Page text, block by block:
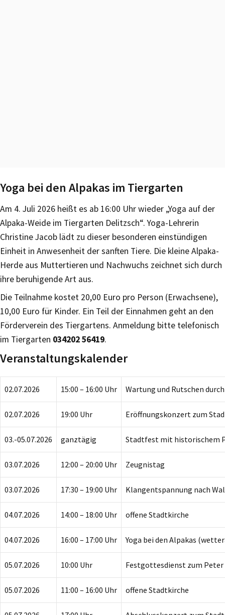
Yoga bei den Alpakas im Tiergarten
Am 4. Juli 2026 heißt es ab 16:00 Uhr wieder „Yoga auf der
Alpaka-Weide im Tiergarten Delitzsch“. Yoga-Lehrerin
Christine Jacob lädt zu dieser besonderen einstündigen
Einheit in Anwesenheit der sanften Tiere. Die kleine Alpaka-
Herde aus Muttertieren und Nachwuchs zeichnet sich durch
ihre beruhigende Art aus.
Die Teilnahme kostet 20,00 Euro pro Person (Erwachsene),
10,00 Euro für Kinder. Ein Teil der Einnahmen geht an den
Förderverein des Tiergartens. Anmeldung bitte telefonisch
im Tiergarten 034202 56419.
Veranstaltungskalender
02.07.2026 15:00 – 16:00 Uhr Wartung und Rutschen
02.07.2026 19:00 Uhr Eröffnungskonzert zum
03.-05.07.2026 ganztägig Stadtfest mit historischem
03.07.2026 12:00 – 20:00 Uhr Zeugnistag
03.07.2026 17:30 – 19:00 Uhr Klangentspannung nach
04.07.2026 14:00 – 18:00 Uhr offene Stadtkirche
04.07.2026 16:00 – 17:00 Uhr Yoga bei den Alpakas
05.07.2026 10:00 Uhr Festgottesdienst zum Peter
05.07.2026 11:00 – 16:00 Uhr offene Stadtkirche